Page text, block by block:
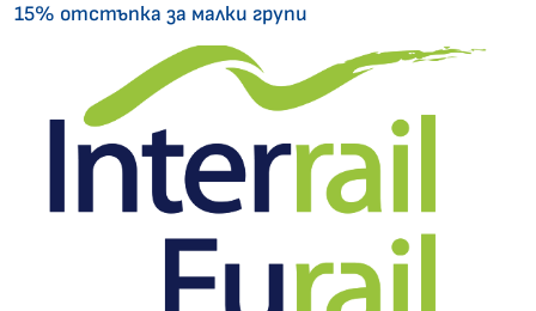
15% отстъпка за малки групи